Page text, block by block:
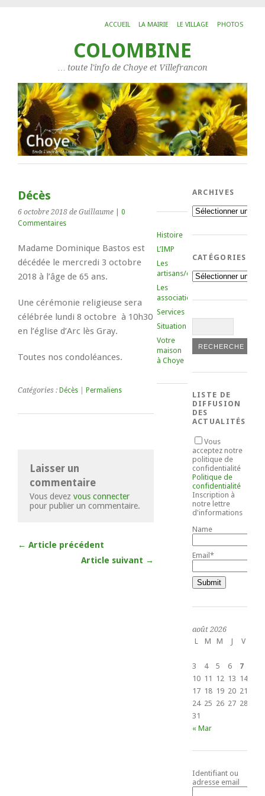
ACCUEIL LA MAIRIE LE VILLAGE PHOTOS
COLOMBINE
… toute l'info de Choye et Villefrancon
Décès
6 octobre 2018 de Guillaume
0
Commentaires
Madame Dominique Bastos est
décédée le mercredi 3 octobre
2018 à l’âge de 65 ans.
Une cérémonie religieuse sera
célébrée lundi 8 octobre à 10h30
en l’église d’Arc lès Gray.
Toutes nos condoléances.
Catégories : Décès Permaliens
Laisser un
commentaire
Vous devez vous connecter
pour publier un commentaire.
← Article précédent
Article suivant →
Histoire
L’IMP
Les
artisans/commerçants
Les
associations
Services
Situation
Votre
maison
à Choye
ARCHIVES
Archives
CATÉGORIES
Catégories
LISTE DE
DIFFUSION
DES
ACTUALITÉS
Vous
acceptez notre
politique de
confidentialité
Politique de
confidentialité
Inscription à
notre lettre
d'informations
Name
Email*
août 2026
L
M M J V
3
4 5 6 7
10 11 12 13 14
17 18 19 20 21
24 25 26 27 28
31
« Mar
Identifiant ou
adresse email